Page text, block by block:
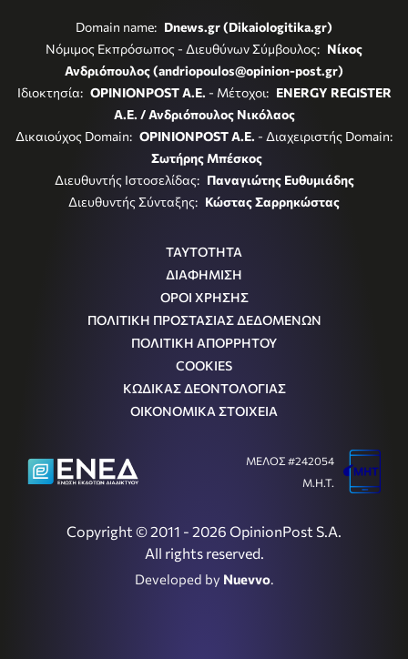
Domain name: Dnews.gr (Dikaiologitika.gr)
Νόμιμος Εκπρόσωπος - Διευθύνων Σύμβουλος: Νίκος
Ανδριόπουλος (andriopoulos@opinion-post.gr)
Ιδιοκτησία: OPINIONPOST A.E. - Μέτοχοι: ENERGY REGISTER
Α.Ε. / Ανδριόπουλος Νικόλαος
Δικαιούχος Domain: OPINIONPOST A.E. - Διαχειριστής Domain:
Σωτήρης Μπέσκος
Διευθυντής Ιστοσελίδας: Παναγιώτης Ευθυμιάδης
Διευθυντής Σύνταξης: Κώστας Σαρρηκώστας
ΤΑΥΤΟΤΗΤΑ
ΔΙΑΦΗΜΙΣΗ
ΟΡΟΙ ΧΡΗΣΗΣ
ΠΟΛΙΤΙΚΗ ΠΡΟΣΤΑΣΙΑΣ ΔΕΔΟΜΕΝΩΝ
ΠΟΛΙΤΙΚΗ ΑΠΟΡΡΗΤΟΥ
COOKIES
ΚΩΔΙΚΑΣ ΔΕΟΝΤΟΛΟΓΙΑΣ
ΟΙΚΟΝΟΜΙΚΑ ΣΤΟΙΧΕΙΑ
Copyright © 2011 - 2026 OpinionPost S.A.
All rights reserved.
Developed by Nuevvo.
ΜΕΛΟΣ #242054
Μ.Η.Τ.